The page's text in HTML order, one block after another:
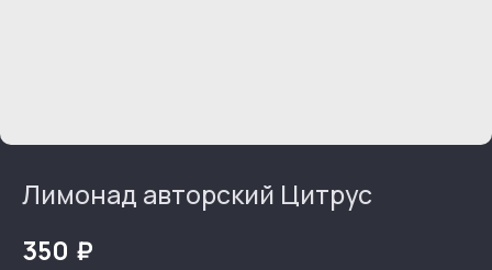
Лимонад авторский Цитрус
350 ₽